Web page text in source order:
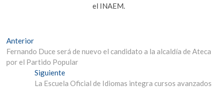
el INAEM.
Navegación
de
entradas
AnteriorEntrada
anterior:
Fernando Duce será de nuevo el candidato a la alcaldía de Ateca
por el Partido Popular
SiguienteEntrada
siguiente:
La Escuela Oficial de Idiomas integra cursos avanzados